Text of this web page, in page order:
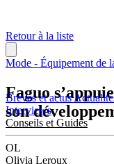
Brèves et actus
Interviews
Conseils et Guides
Retour à la liste
Mode - Équipement de
Faguo
son
OL
Olivia Leroux